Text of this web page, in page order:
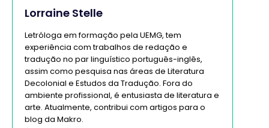
Lorraine Stelle
Letróloga em formação pela UEMG, tem
experiência com trabalhos de redação e
tradução no par linguístico português-inglês,
assim como pesquisa nas áreas de Literatura
Decolonial e Estudos da Tradução. Fora do
ambiente profissional, é entusiasta de literatura e
arte. Atualmente, contribui com artigos para o
blog da Makro.